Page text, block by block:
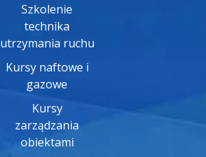
Szkolenie
technika
utrzymania ruchu
Kursy naftowe i
gazowe
Kursy
zarządzania
obiektami